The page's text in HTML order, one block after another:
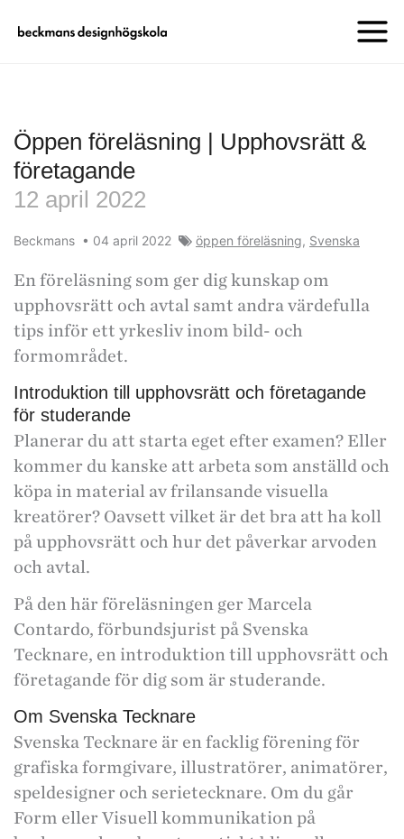
Öppen föreläsning | Upphovsrätt &
företagande
12 april 2022
Beckmans • 04 april 2022 öppen föreläsning, Svenska
En föreläsning som ger dig kunskap om
upphovsrätt och avtal samt andra värdefulla
tips inför ett yrkesliv inom bild- och
formområdet.
Introduktion till upphovsrätt och företagande
för studerande
Planerar du att starta eget efter examen? Eller
kommer du kanske att arbeta som anställd och
köpa in material av frilansande visuella
kreatörer? Oavsett vilket är det bra att ha koll
på upphovsrätt och hur det påverkar arvoden
och avtal.
På den här föreläsningen ger Marcela
Contardo, förbundsjurist på Svenska
Tecknare, en introduktion till upphovsrätt och
företagande för dig som är studerande.
Om Svenska Tecknare
Svenska Tecknare är en facklig förening för
grafiska formgivare, illustratörer, animatörer,
speldesigner och serietecknare. Om du går
Form eller Visuell kommunikation på